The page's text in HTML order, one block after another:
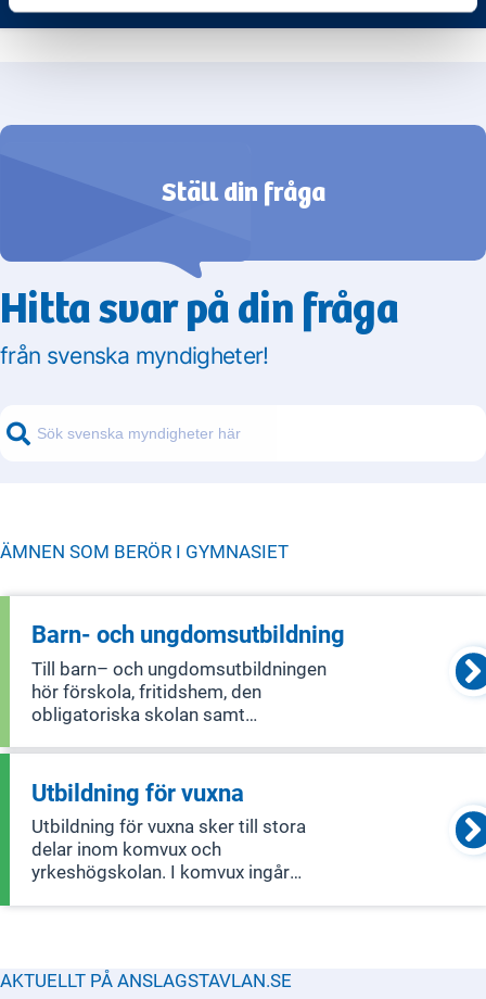
Ställ din fråga
Hitta svar på din fråga
från svenska myndigheter!
ÄMNEN SOM BERÖR I GYMNASIET
Barn- och ungdomsutbildning
Till barn– och ungdomsutbildningen
hör förskola, fritidshem, den
obligatoriska skolan samt
sina olika förutsättningar och behov få
utbildning så att de uppnår
kunskapskraven och därmed får
möjlighet att utvecklas så lång
Utbildning för vuxna
Utbildning för vuxna sker till stora
delar inom komvux och
yrkeshögskolan. I komvux ingår
utbildning (tidigare särvux
AKTUELLT PÅ ANSLAGSTAVLAN.SE